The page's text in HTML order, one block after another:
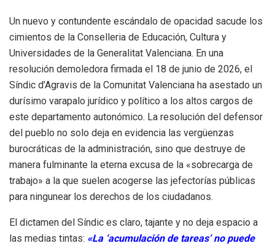
Un nuevo y contundente escándalo de opacidad sacude los
cimientos de la Conselleria de Educación, Cultura y
Universidades de la Generalitat Valenciana. En una
resolución demoledora firmada el 18 de junio de 2026, el
Síndic d’Agravis de la Comunitat Valenciana ha asestado un
durísimo varapalo jurídico y político a los altos cargos de
este departamento autonómico. La resolución del defensor
del pueblo no solo deja en evidencia las vergüenzas
burocráticas de la administración, sino que destruye de
manera fulminante la eterna excusa de la «sobrecarga de
trabajo» a la que suelen acogerse las jefectorías públicas
para ningunear los derechos de los ciudadanos.
El dictamen del Síndic es claro, tajante y no deja espacio a
las medias tintas: «La ‘acumulación de tareas’ no puede